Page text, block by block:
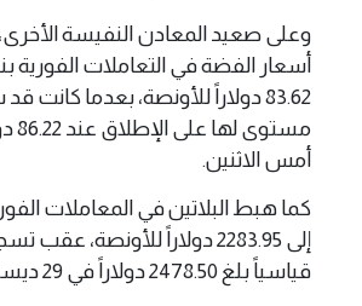
وعلى صعيد المعادن النفيسة
83.62 دولاراً للأونصة، بعدما
أمس الاثنين.
إلى 2283.95 دولاراً للأونصة،
قياسياً بلغ 2478.50 دولاراً في 29 ديسمبر الماضي.